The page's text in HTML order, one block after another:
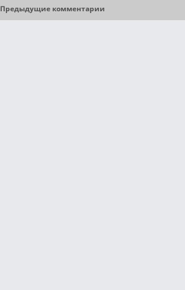
Предыдущие комментарии